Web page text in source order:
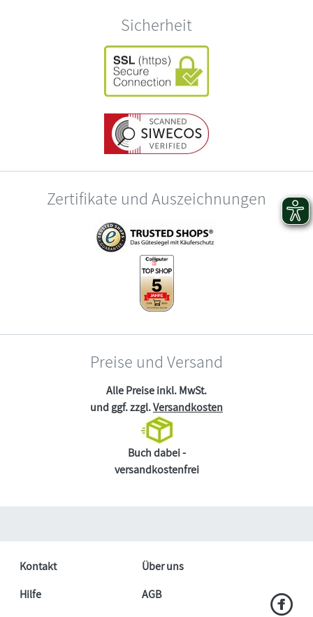
Sicherheit
Zertifikate und Auszeichnungen
Preise und Versand
Alle Preise inkl. MwSt.
und ggf. zzgl.Versandkosten
Buch dabei -
versandkostenfrei
Kontakt
Über uns
Hilfe
AGB